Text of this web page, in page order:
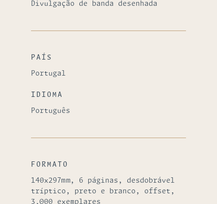
Divulgação de banda desenhada
PAÍS
Portugal
IDIOMA
Português
FORMATO
140x297mm, 6 páginas, desdobrável
tríptico, preto e branco, offset,
3.000 exemplares